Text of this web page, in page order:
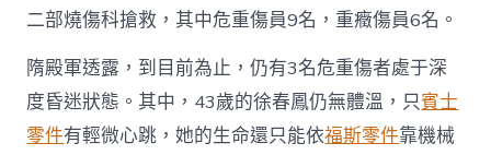
二部燒傷科搶救，其中危重傷員9名，重癥傷員6名。
隋殿軍透露，到目前為止，仍有3名危重傷者處于深
度昏迷狀態。其中，43歲的徐春鳳仍無體溫，只賓士
零件有輕微心跳，她的生命還只能依福斯零件靠機械